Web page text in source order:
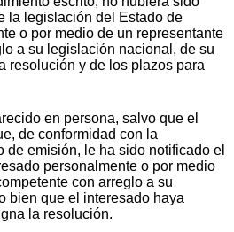
la legislación del Estado de
o por medio de un representante
a su legislación nacional, de su
resolución y de los plazos para
en persona, salvo que el
de conformidad con la
de emisión, le ha sido notificado el
personalmente o por medio
con arreglo a su
bien que el interesado haya
la resolución.